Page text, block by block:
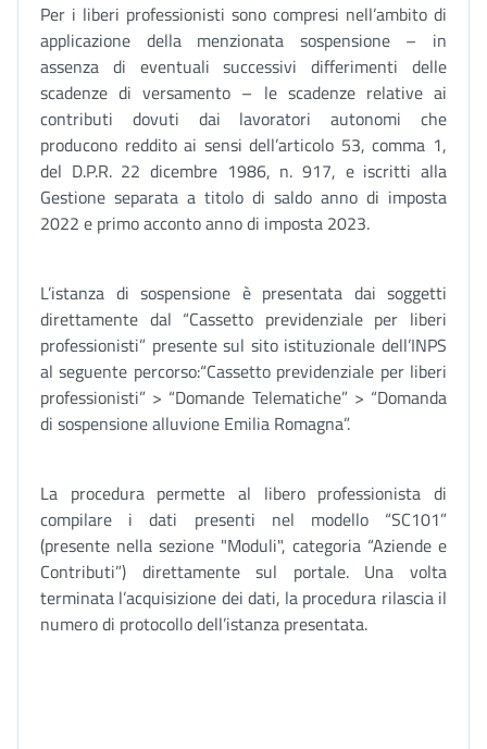
Per i liberi professionisti sono compresi nell’ambito di
applicazione della menzionata sospensione – in
assenza di eventuali successivi differimenti delle
scadenze di versamento – le scadenze relative ai
contributi dovuti dai lavoratori autonomi che
producono reddito ai sensi dell’articolo 53, comma 1,
del D.P.R. 22 dicembre 1986, n. 917, e iscritti alla
Gestione separata a titolo di saldo anno di imposta
2022 e primo acconto anno di imposta 2023.
L’istanza di sospensione è presentata dai soggetti
direttamente dal “Cassetto previdenziale per liberi
professionisti” presente sul sito istituzionale dell’INPS
al seguente percorso:“Cassetto previdenziale per liberi
professionisti” > “Domande Telematiche” > “Domanda
di sospensione alluvione Emilia Romagna”.
La procedura permette al libero professionista di
compilare i dati presenti nel modello “SC101”
(presente nella sezione "Moduli", categoria “Aziende e
Contributi”) direttamente sul portale. Una volta
terminata l’acquisizione dei dati, la procedura rilascia il
numero di protocollo dell’istanza presentata.